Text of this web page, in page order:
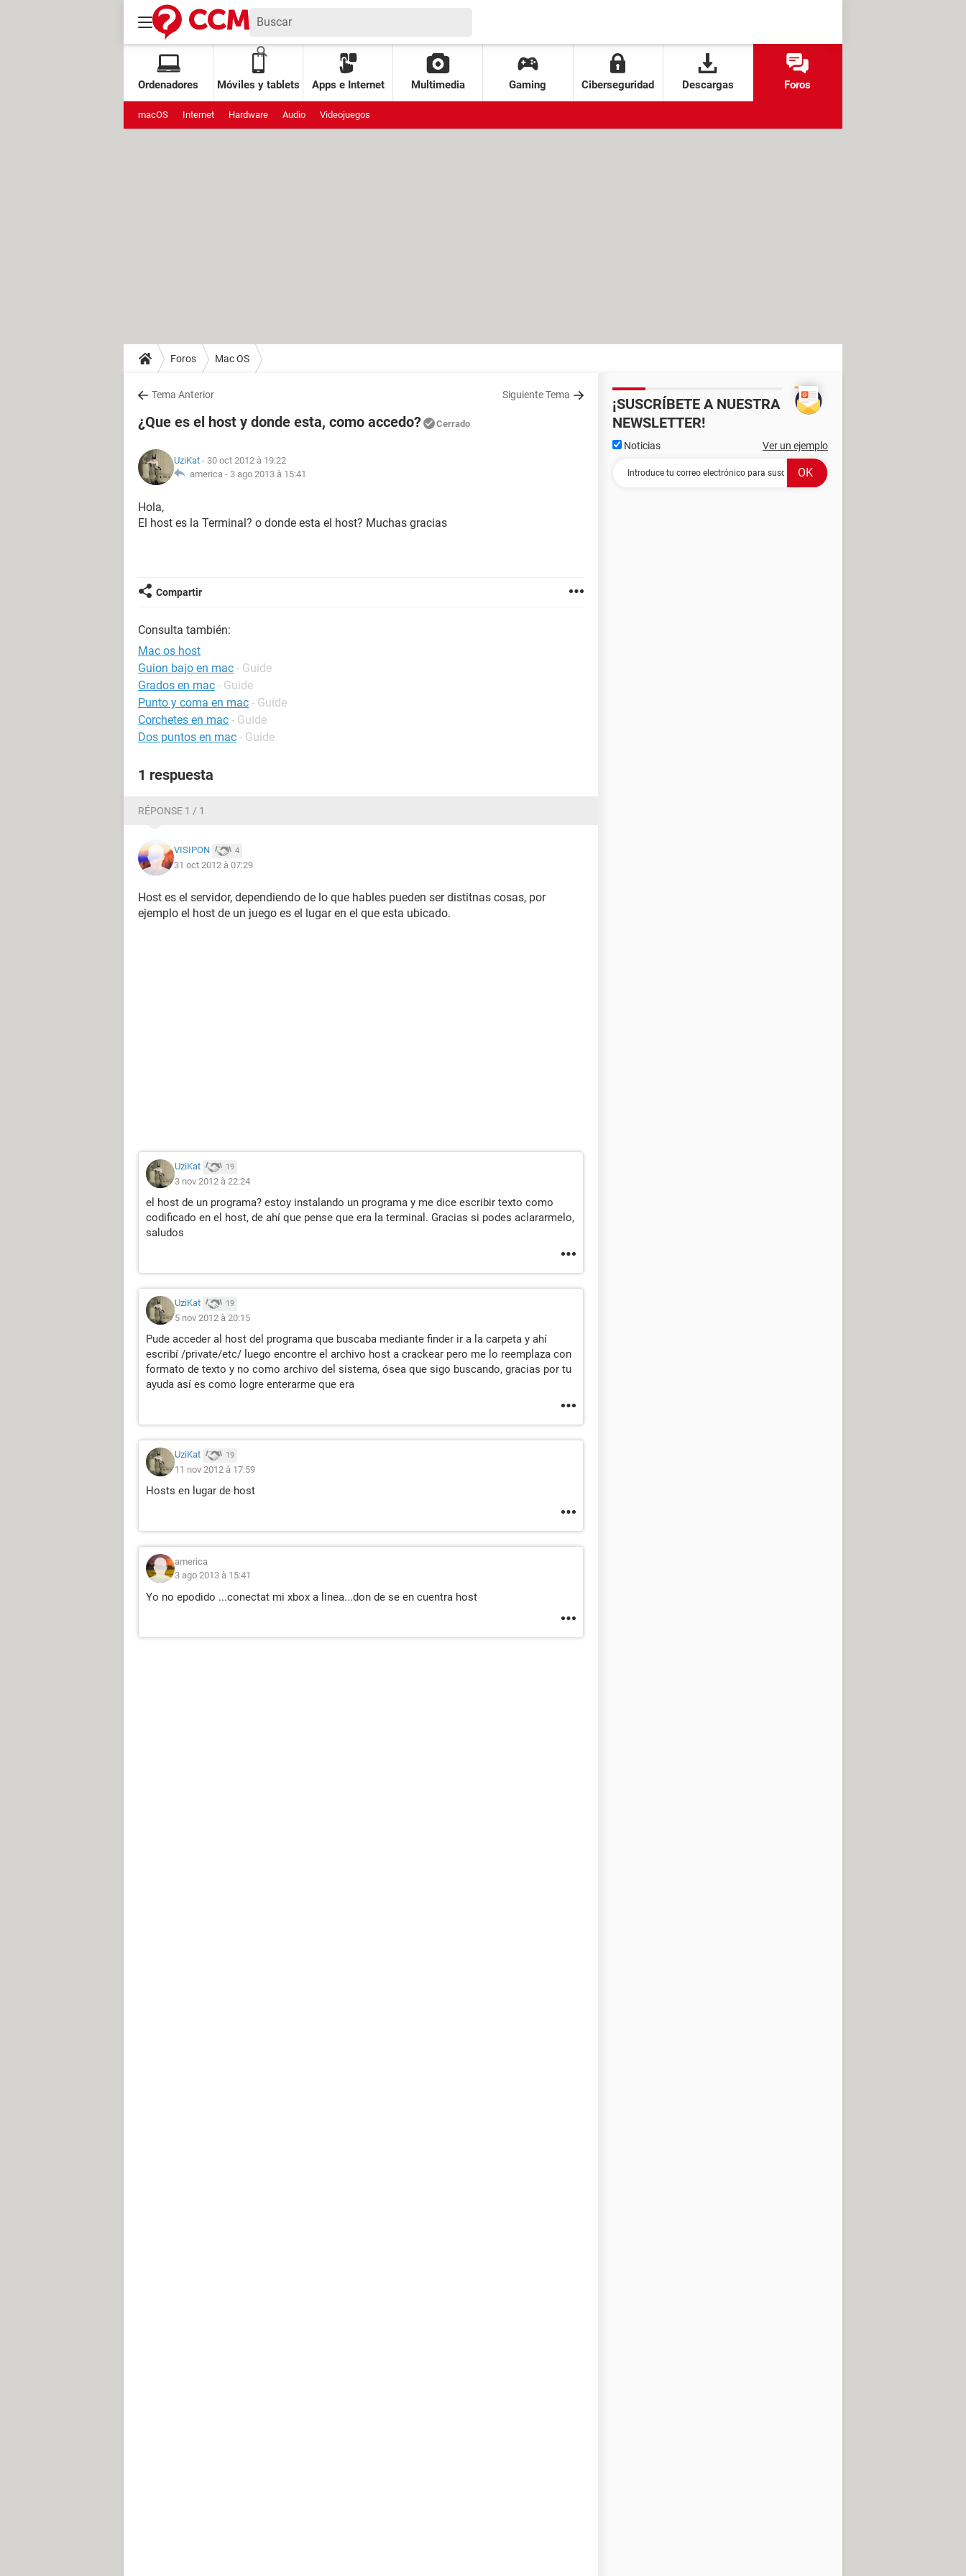
Ordenadores Móviles y tablets Apps e Internet Multimedia Gaming Ciberseguridad Descargas Foros
macOS Internet Hardware Audio Videojuegos
Foros Mac OS
Tema Anterior Siguiente Tema
¿Que es el host y donde esta, como accedo? Cerrado
UziKat - 30 oct 2012 à 19:22
america - 3 ago 2013 à 15:41
Hola,
El host es la Terminal? o donde esta el host? Muchas gracias
Compartir
Consulta también:
Mac os host
Guion bajo en mac - Guide
Grados en mac - Guide
Punto y coma en mac - Guide
Corchetes en mac - Guide
Dos puntos en mac - Guide
1 respuesta
RÉPONSE 1 / 1
VISIPON 4
31 oct 2012 à 07:29
Host es el servidor, dependiendo de lo que hables pueden ser distitnas cosas, por
ejemplo el host de un juego es el lugar en el que esta ubicado.
UziKat 19
3 nov 2012 à 22:24
el host de un programa? estoy instalando un programa y me dice escribir texto como
codificado en el host, de ahí que pense que era la terminal. Gracias si podes aclararmelo,
saludos
UziKat 19
5 nov 2012 à 20:15
Pude acceder al host del programa que buscaba mediante finder ir a la carpeta y ahí
escribí /private/etc/ luego encontre el archivo host a crackear pero me lo reemplaza con
formato de texto y no como archivo del sistema, ósea que sigo buscando, gracias por tu
ayuda así es como logre enterarme que era
UziKat 19
11 nov 2012 à 17:59
Hosts en lugar de host
america
3 ago 2013 à 15:41
Yo no epodido ...conectat mi xbox a linea...don de se en cuentra host
¡SUSCRÍBETE A NUESTRA
NEWSLETTER!
Noticias Ver un ejemplo